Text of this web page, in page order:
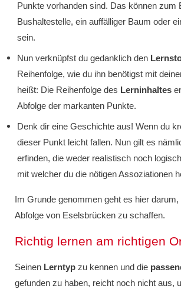
Punkte vorhanden sind. Das können zum
Bushaltestelle, ein auffälliger Baum oder
sein.
Nun verknüpfst du gedanklich den
Reihenfolge, wie du ihn benötigst mit
heißt: Die Reihenfolge des Lerninhaltes
Abfolge der markanten Punkte.
Denk dir eine Geschichte aus! Wenn du
dieser Punkt leicht fallen. Nun gilt es
erfinden, die weder realistisch noch
mit welcher du die nötigen Assoziationen
Im Grunde genommen geht es hier darum,
Abfolge von Eselsbrücken zu schaffen.
Richtig lernen am richtigen
Seinen Lerntyp zu kennen und die
gefunden zu haben, reicht noch nicht aus,